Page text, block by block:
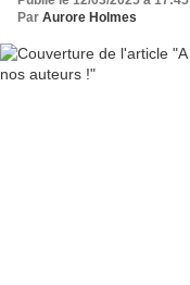
Par Aurore Holmes